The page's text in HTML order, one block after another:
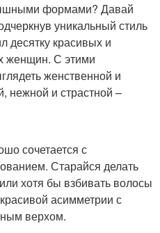
формами? Давай
уникальный стиль
десятку красивых и
женщин. С этими
женственной и
нежной и страстной –
сочетается с
Старайся делать
хотя бы взбивать волосы
асимметрии с
верхом.